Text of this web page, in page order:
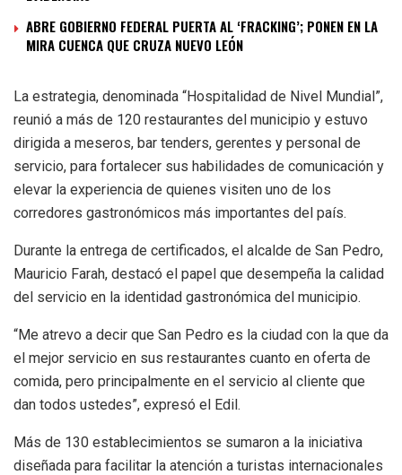
ABRE GOBIERNO FEDERAL PUERTA AL ‘FRACKING’; PONEN EN LA
MIRA CUENCA QUE CRUZA NUEVO LEÓN
La estrategia, denominada “Hospitalidad de Nivel Mundial”,
reunió a más de 120 restaurantes del municipio y estuvo
dirigida a meseros, bar tenders, gerentes y personal de
servicio, para fortalecer sus habilidades de comunicación y
elevar la experiencia de quienes visiten uno de los
corredores gastronómicos más importantes del país.
Durante la entrega de certificados, el alcalde de San Pedro,
Mauricio Farah, destacó el papel que desempeña la calidad
del servicio en la identidad gastronómica del municipio.
“Me atrevo a decir que San Pedro es la ciudad con la que da
el mejor servicio en sus restaurantes cuanto en oferta de
comida, pero principalmente en el servicio al cliente que
dan todos ustedes”, expresó el Edil.
Más de 130 establecimientos se sumaron a la iniciativa
diseñada para facilitar la atención a turistas internacionales